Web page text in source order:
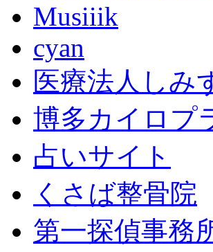
Musiiik
cyan
医療法人しみ
博多カイロプ
占いサイト
くさば整骨院
第一探偵事務